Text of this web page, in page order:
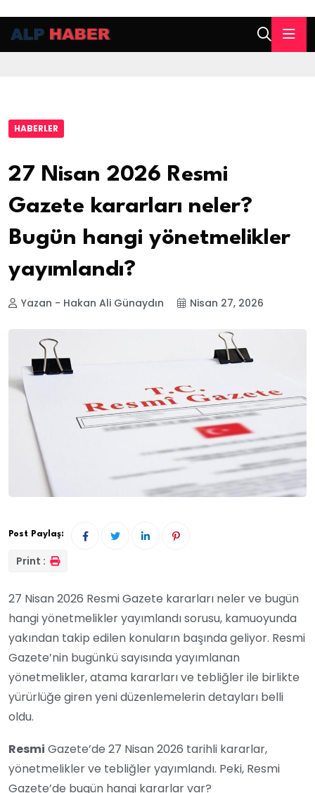
HABERLER
27 Nisan 2026 Resmi
Gazete kararları neler?
Bugün hangi yönetmelikler
yayımlandı?
Yazan - Hakan Ali Günaydın Nisan 27, 2026
Post Paylaş:
Print :
27 Nisan 2026 Resmi Gazete kararları neler ve bugün
hangi yönetmelikler yayımlandı sorusu, kamuoyunda
yakından takip edilen konuların başında geliyor. Resmi
Gazete’nin bugünkü sayısında yayımlanan
yönetmelikler, atama kararları ve tebliğler ile birlikte
yürürlüğe giren yeni düzenlemelerin detayları belli
oldu.
Resmi Gazete’de 27 Nisan 2026 tarihli kararlar,
yönetmelikler ve tebliğler yayımlandı. Peki, Resmi
Gazete’de bugün hangi kararlar var?